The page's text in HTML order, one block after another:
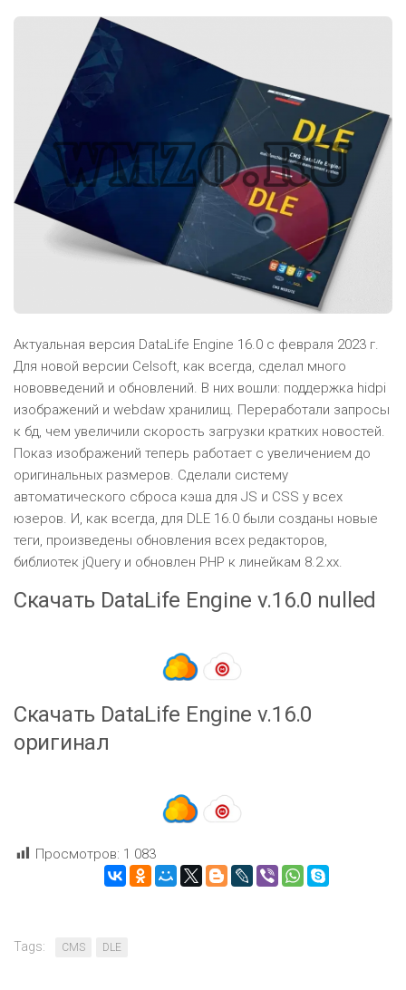
Актуальная версия DataLife Engine 16.0 с февраля 2023 г.
Для новой версии Celsoft, как всегда, сделал много
нововведений и обновлений. В них вошли: поддержка hidpi
изображений и webdaw хранилищ. Переработали запросы
к бд, чем увеличили скорость загрузки кратких новостей.
Показ изображений теперь работает с увеличением до
оригинальных размеров. Сделали систему
автоматического сброса кэша для JS и CSS у всех
юзеров. И, как всегда, для DLE 16.0 были созданы новые
теги, произведены обновления всех редакторов,
библиотек jQuery и обновлен PHP к линейкам 8.2.xx.
Скачать DataLife Engine v.16.0 nulled
Скачать DataLife Engine v.16.0
оригинал
Просмотров: 1 083
Tags: CMS DLE